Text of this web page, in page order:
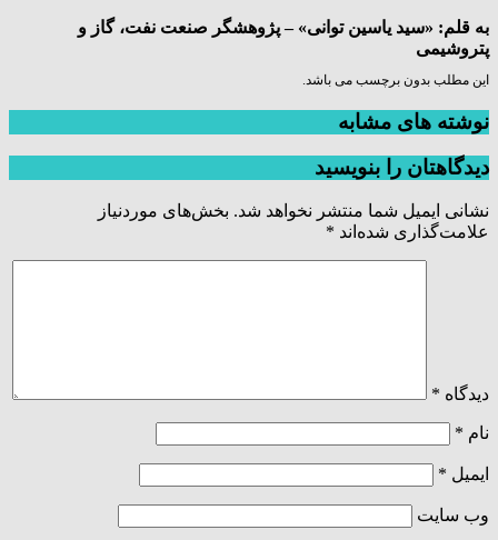
به قلم: «سید یاسین توانی» – پژوهشگر صنعت نفت، گاز و
پتروشیمی
این مطلب بدون برچسب می باشد.
نوشته های مشابه
دیدگاهتان را بنویسید
نشانی ایمیل شما منتشر نخواهد شد. بخش‌های موردنیاز
علامت‌گذاری شده‌اند *
دیدگاه *
نام *
ایمیل *
وب‌ سایت